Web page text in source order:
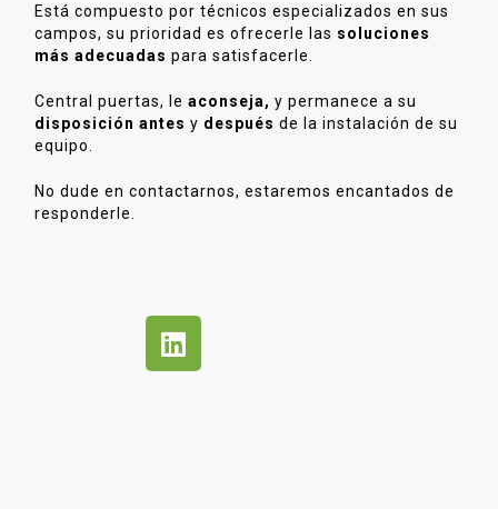
Está compuesto por técnicos especializados en sus
campos, su prioridad es ofrecerle las soluciones
más adecuadas para satisfacerle.
Central puertas, leaconseja, y permanece a su
disposición antes y después de la instalación de su
equipo.
No dude en contactarnos, estaremos encantados de
responderle.